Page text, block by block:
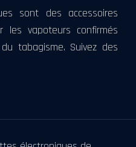
sont des accessoires
les vapoteurs confirmés
tabagisme. Suivez des